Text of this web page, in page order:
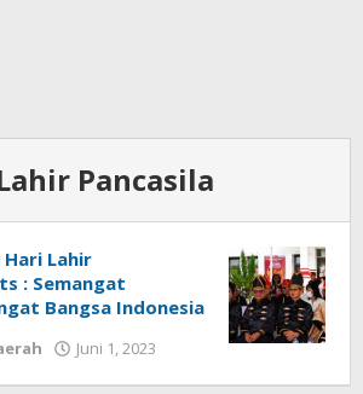
Pancasila
Hari Lahir
: Semangat
Bangsa Indonesia
Juni 1, 2023